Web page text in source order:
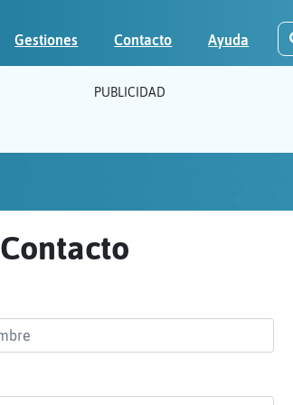
Gestiones Contacto Ayuda
PUBLICIDAD
Contacto